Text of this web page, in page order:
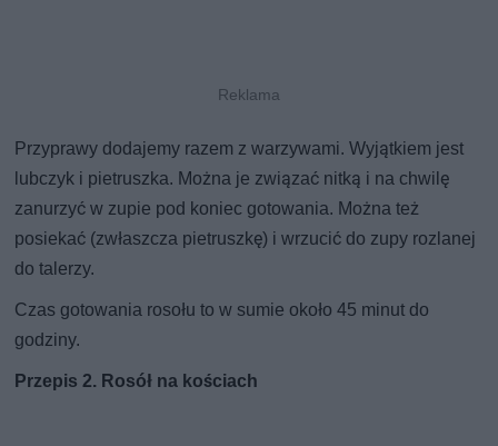
Przyprawy dodajemy razem z warzywami. Wyjątkiem jest
lubczyk i pietruszka. Można je związać nitką i na chwilę
zanurzyć w zupie pod koniec gotowania. Można też
posiekać (zwłaszcza pietruszkę) i wrzucić do zupy rozlanej
do talerzy.
Czas gotowania rosołu to w sumie około 45 minut do
godziny.
Przepis 2. Rosół na kościach